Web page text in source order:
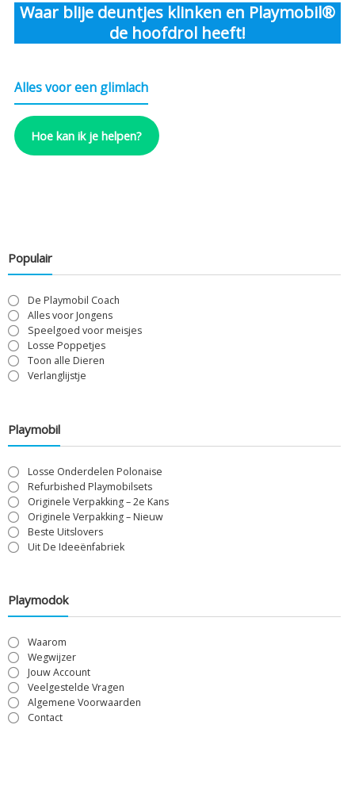
Waar blije deuntjes klinken en Playmobil®
de hoofdrol heeft!
Alles voor een glimlach
Hoe kan ik je helpen?
Populair
De Playmobil Coach
Alles voor Jongens
Speelgoed voor meisjes
Losse Poppetjes
Toon alle Dieren
Verlanglijstje
Playmobil
Losse Onderdelen Polonaise
Refurbished Playmobilsets
Originele Verpakking – 2e Kans
Originele Verpakking – Nieuw
Beste Uitslovers
Uit De Ideeënfabriek
Playmodok
Waarom
Wegwijzer
Jouw Account
Veelgestelde Vragen
Algemene Voorwaarden
Contact